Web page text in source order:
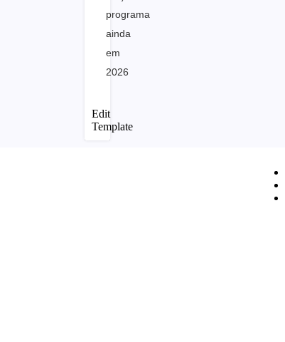
programa
ainda
em
2026
Edit
Template